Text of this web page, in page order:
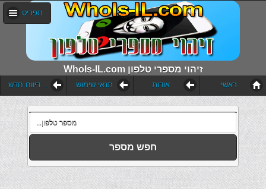
WhoIs-IL.com זיהוי מספרי טלפון
תפריט
הוסף דיווח חדש תנאי שימוש אודות ראשי
חפש מספר